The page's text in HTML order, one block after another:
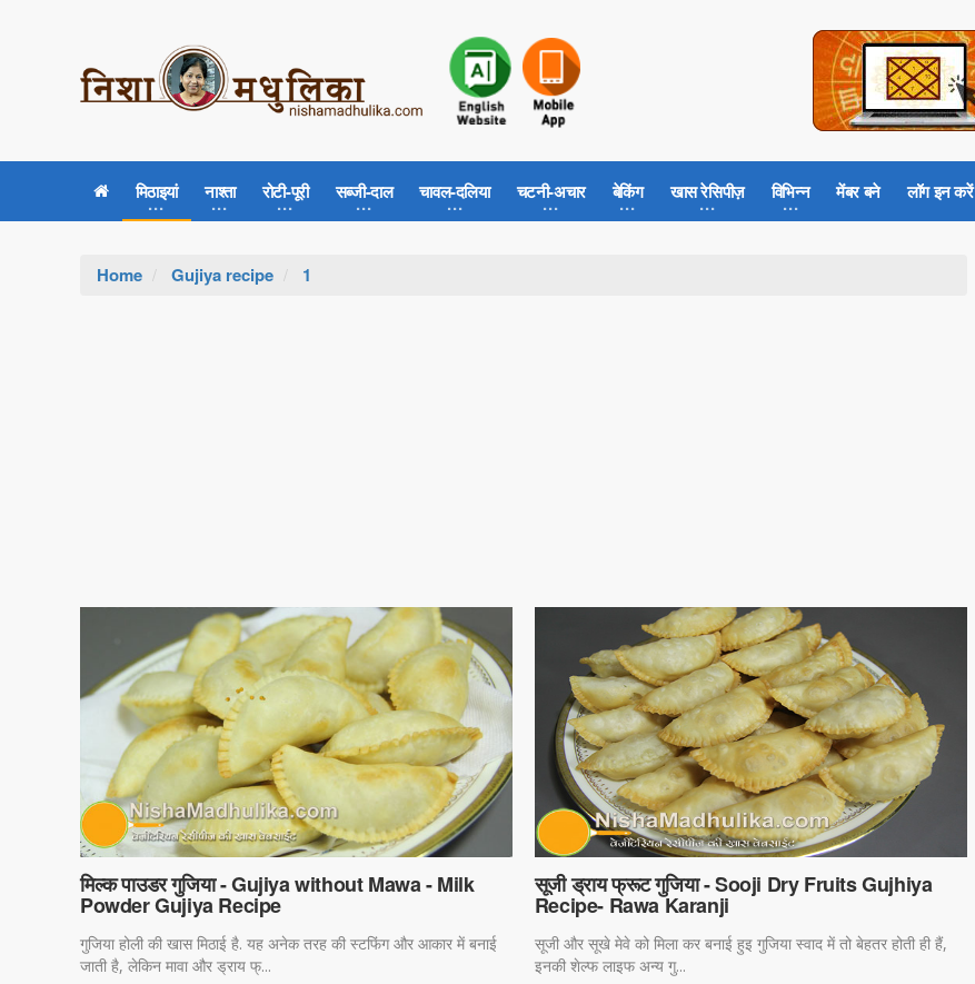
मिठाइयां नाश्ता रोटी-पूरी सब्जी-दाल चावल-दलिया चटनी-अचार बेकिंग खास रेसिपीज़ विभिन्न मेंबर बने लॉग इन करें
Home Gujiya recipe 1
मिल्क पाउडर गुजिया - Gujiya without Mawa - Milk
Powder Gujiya Recipe
गुजिया होली की खास मिठाई है. यह अनेक तरह की स्टफिंग और आकार में बनाई
जाती है, लेकिन मावा और ड्राय फ्...
सूजी ड्राय फ्रूट गुजिया - Sooji Dry Fruits Gujhiya
Recipe- Rawa Karanji
सूजी और सूखे मेवे को मिला कर बनाई हुइ गुजिया स्वाद में तो बेहतर होती ही हैं,
इनकी शेल्फ लाइफ अन्य गु...